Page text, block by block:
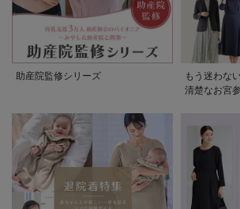
助産院監修シリーズ
もう迷わな
清楚なお宮